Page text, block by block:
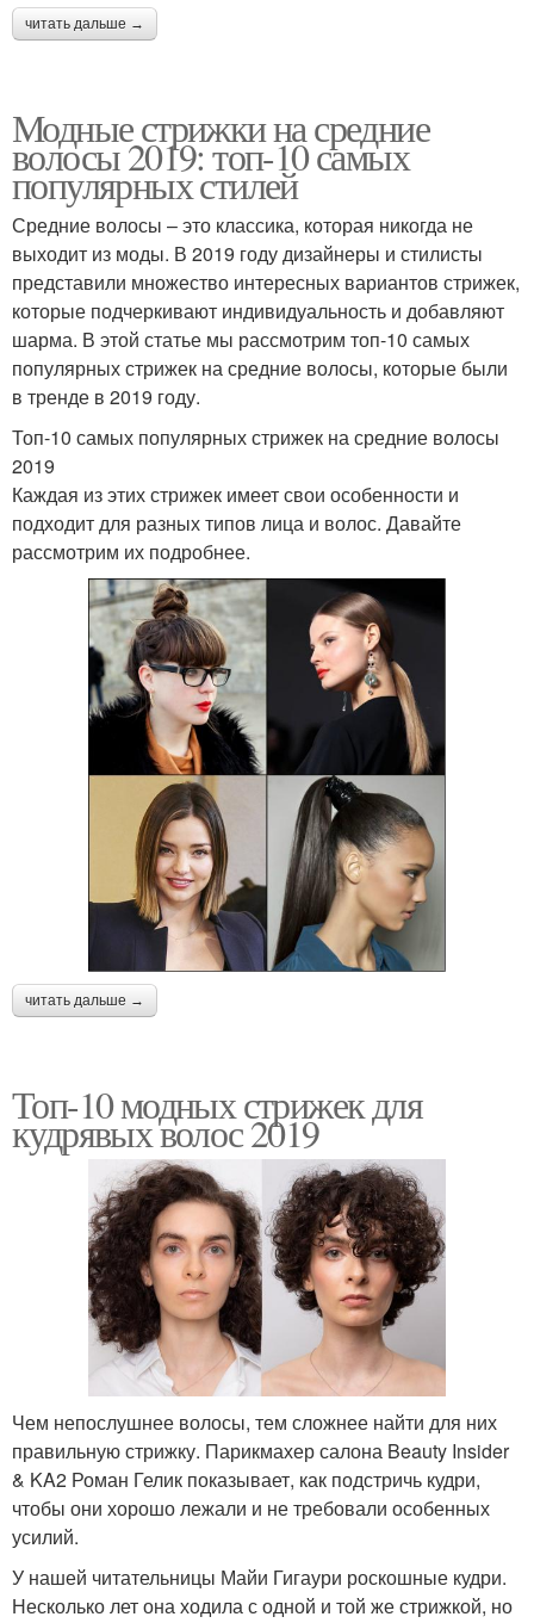
читать дальше →
Модные стрижки на средние
волосы 2019: топ-10 самых
популярных стилей
Средние волосы – это классика, которая никогда не
выходит из моды. В 2019 году дизайнеры и стилисты
представили множество интересных вариантов стрижек,
которые подчеркивают индивидуальность и добавляют
шарма. В этой статье мы рассмотрим топ-10 самых
популярных стрижек на средние волосы, которые были
в тренде в 2019 году.
Топ-10 самых популярных стрижек на средние волосы
2019
Каждая из этих стрижек имеет свои особенности и
подходит для разных типов лица и волос. Давайте
рассмотрим их подробнее.
читать дальше →
Топ-10 модных стрижек для
кудрявых волос 2019
Чем непослушнее волосы, тем сложнее найти для них
правильную стрижку. Парикмахер салона Beauty Insider
& KA2 Роман Гелик показывает, как подстричь кудри,
чтобы они хорошо лежали и не требовали особенных
усилий.
У нашей читательницы Майи Гигаури роскошные кудри.
Несколько лет она ходила с одной и той же стрижкой, но